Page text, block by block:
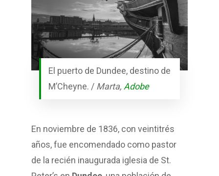
El puerto de Dundee, destino de
M’Cheyne. / Marta, Adobe
En noviembre de 1836, con veintitrés
años, fue encomendado como pastor
de la recién inaugurada iglesia de St.